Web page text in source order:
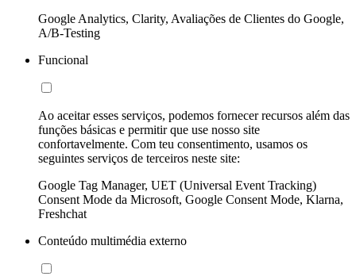
Google Analytics, Clarity, Avaliações de Clientes do Google,
A/B-Testing
Funcional
Ao aceitar esses serviços, podemos fornecer recursos além das
funções básicas e permitir que use nosso site
confortavelmente. Com teu consentimento, usamos os
seguintes serviços de terceiros neste site:
Google Tag Manager, UET (Universal Event Tracking)
Consent Mode da Microsoft, Google Consent Mode, Klarna,
Freshchat
Conteúdo multimédia externo